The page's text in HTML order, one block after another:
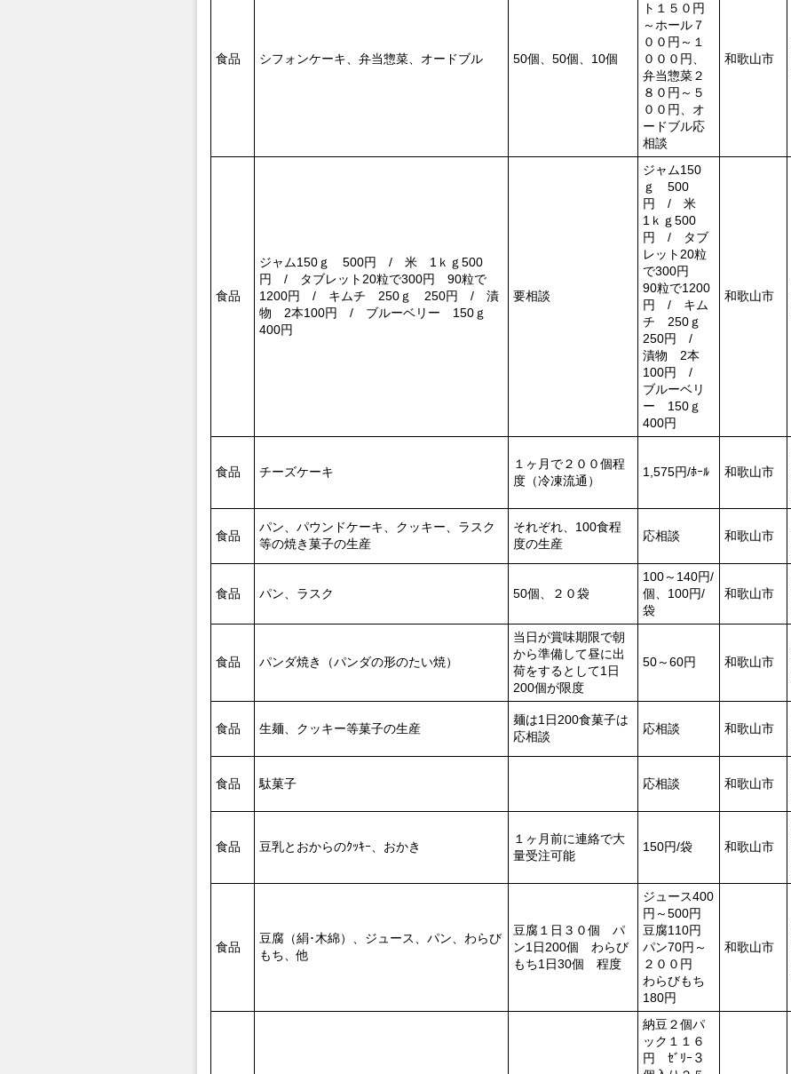
食品 シフォンケーキ、弁当惣菜、オードブル 50個、50個、10個
ト１５０円
～ホール７
００円～１
０００円、
弁当惣菜２
８０円～５
００円、オ
ードブル応
相談
和歌山市
食品
ジャム150ｇ 500円 / 米 1ｋｇ500
円 / タブレット20粒で300円 90粒で
1200円 / キムチ 250ｇ 250円 / 漬
物 2本100円 / ブルーベリー 150ｇ
400円
要相談
ジャム150
ｇ 500
円 / 米
1ｋｇ500
円 / タブ
レット20粒
で300円
90粒で1200
円 / キム
チ 250ｇ
250円 /
漬物 2本
100円 /
ブルーベリ
ー 150ｇ
400円
和歌山市
食品 チーズケーキ
１ヶ月で２００個程
度（冷凍流通）
1,575円/ﾎｰﾙ 和歌山市
食品
パン、パウンドケーキ、クッキー、ラスク
等の焼き菓子の生産
それぞれ、100食程
度の生産
応相談 和歌山市
食品 パン、ラスク 50個、２０袋
100～140円/
個、100円/
袋
和歌山市
食品 パンダ焼き（パンダの形のたい焼）
当日が賞味期限で朝
から準備して昼に出
荷をするとして1日
200個が限度
50～60円 和歌山市
食品 生麺、クッキー等菓子の生産
麺は1日200食菓子は
応相談
応相談 和歌山市
食品 駄菓子 応相談 和歌山市
食品 豆乳とおからのｸｯｷｰ、おかき
１ヶ月前に連絡で大
量受注可能
150円/袋 和歌山市
食品
豆腐（絹･木綿）、ジュース、パン、わらび
もち、他
豆腐１日３０個 パ
ン1日200個 わらび
もち1日30個 程度
ジュース400
円～500円
豆腐110円
パン70円～
２００円
わらびもち
180円
和歌山市
納豆２個パ
ック１１６
円 ｾﾞﾘｰ３